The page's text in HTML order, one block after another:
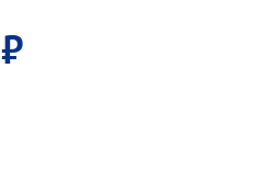
руб.